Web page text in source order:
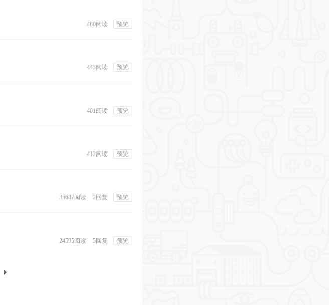
480阅读 预览
443阅读 预览
401阅读 预览
412阅读 预览
35687阅读 2回复 预览
24595阅读 5回复 预览